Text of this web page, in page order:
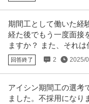
期間工として働いた経
経た後でもう一度面接
ますか？ また、それ
回答終了 2 2025/
アイシン期間工の選考
ました。不採用になり